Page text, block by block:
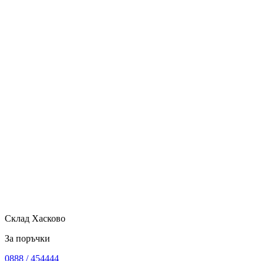
Склад Хасково
За поръчки
0888 / 454444